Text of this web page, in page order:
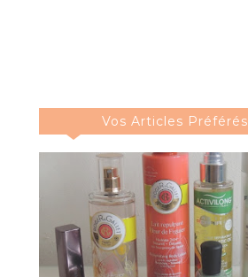
Vos Articles Préférés